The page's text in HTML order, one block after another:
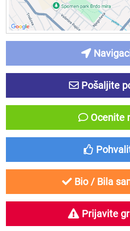
Pošaljite
Ocenite
Bio / Bila
Prijavite